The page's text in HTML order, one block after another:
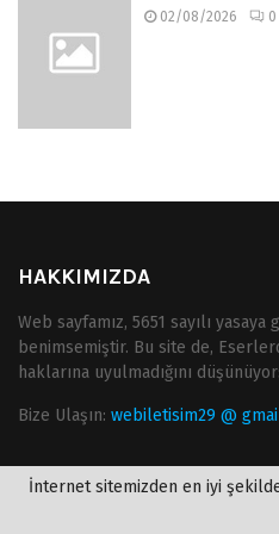
02/08/2026 0
HAKKIMIZDA
Web sayfamız, 5651 sayılı
benimsemiştir. Bu site de,
haklarına uyulmadığını
Bize Ulaşın: webiletisim29 @
İnternet sitemizden en iyi